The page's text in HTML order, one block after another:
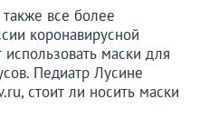
все более
коронавирусной
маски для
Педиатр Лусине
стоит ли носить маски